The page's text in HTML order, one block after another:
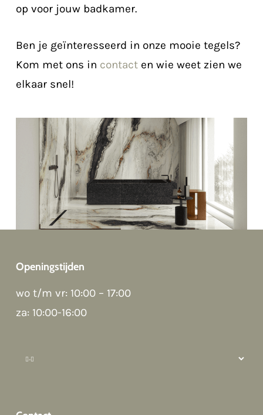
op voor jouw badkamer.
Ben je geïnteresseerd in onze mooie tegels?
Kom met ons in contacten wie weet zien we
elkaar snel!
Openingstijden
wo t/m vr: 10:00 – 17:00
za: 10:00-16:00